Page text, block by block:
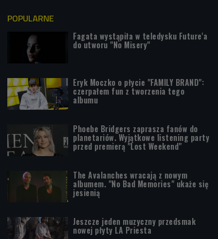
POPULARNE
Fagata wystąpiła w teledysku Future'a
do utworu "No Misery"
Eryk Moczko o płycie "FAMILY BRAND":
czerpałem fun z tworzenia tego
albumu
Phoebe Bridgers zaprasza fanów do
planetariów. Wyjątkowe listening party
przed premierą "Lost Weekend"
The Avalanches wracają z nowym
albumem. "No Bad Memories" ukaże się
jesienią
Jeszcze jeden muzyczny przedsmak
nowej płyty LA Priesta